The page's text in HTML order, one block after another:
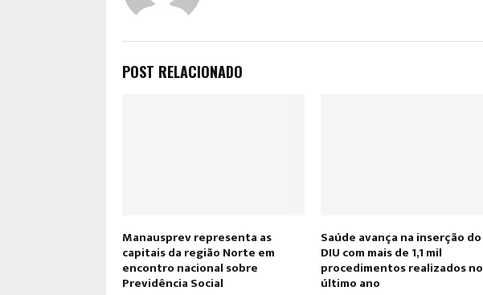
POST RELACIONADO
Manausprev representa as
capitais da região Norte em
encontro nacional sobre
Previdência Social
Saúde avança na inserção do
DIU com mais de 1,1 mil
procedimentos realizados no
último ano